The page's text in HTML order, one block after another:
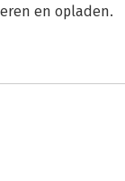
en opladen.